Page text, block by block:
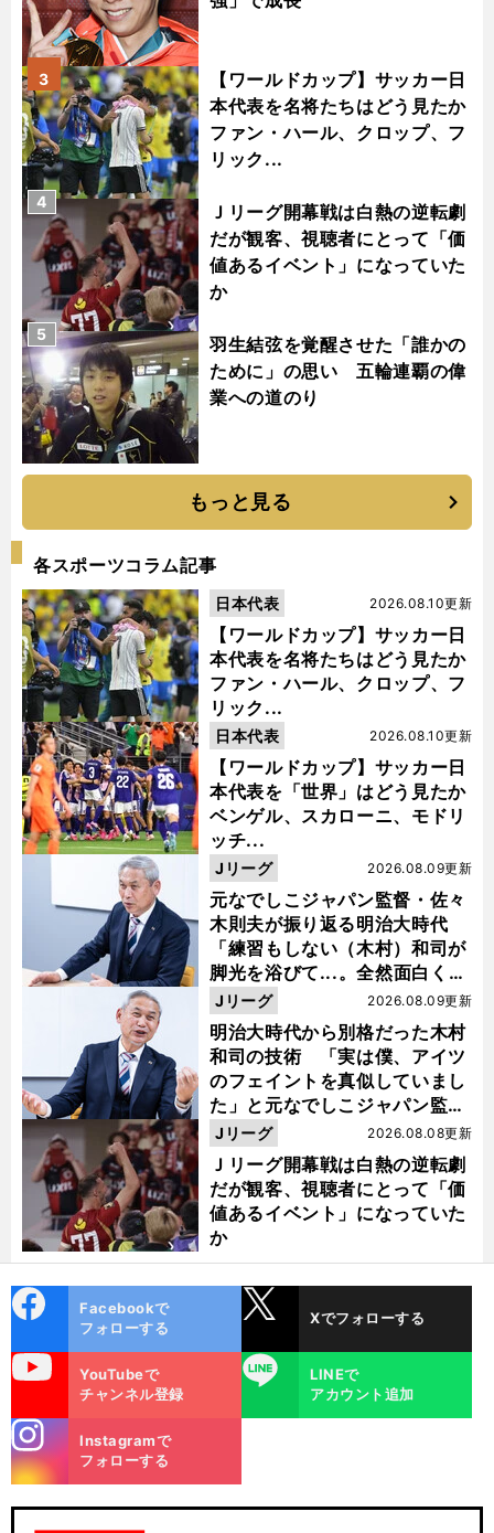
【ワールドカップ】サッカー日
本代表を名将たちはどう見たか
ファン・ハール、クロップ、フ
リック...
3
Ｊリーグ開幕戦は白熱の逆転劇
だが観客、視聴者にとって「価
値あるイベント」になっていた
か
4
羽生結弦を覚醒させた「誰かの
ために」の思い 五輪連覇の偉
業への道のり
5
もっと見る
各スポーツコラム記事
【ワールドカップ】サッカー日
本代表を名将たちはどう見たか
ファン・ハール、クロップ、フ
リック...
2026.08.10更新
日本代表
【ワールドカップ】サッカー日
本代表を「世界」はどう見たか
ベンゲル、スカローニ、モドリ
ッチ...
2026.08.10更新
日本代表
元なでしこジャパン監督・佐々
木則夫が振り返る明治大時代
「練習もしない（木村）和司が
脚光を浴びて...。全然面白くな
い４年間でした」
2026.08.09更新
Jリーグ
明治大時代から別格だった木村
和司の技術 「実は僕、アイツ
のフェイントを真似していまし
た」と元なでしこジャパン監
督・佐々木則夫
2026.08.09更新
Jリーグ
Ｊリーグ開幕戦は白熱の逆転劇
だが観客、視聴者にとって「価
値あるイベント」になっていた
か
2026.08.08更新
Jリーグ
ok
Facebookで
フォローする
Xでフォローする
YouTubeで
チャンネル登録
LINE
LINEで
アカウント追加
m
Instagramで
フォローする